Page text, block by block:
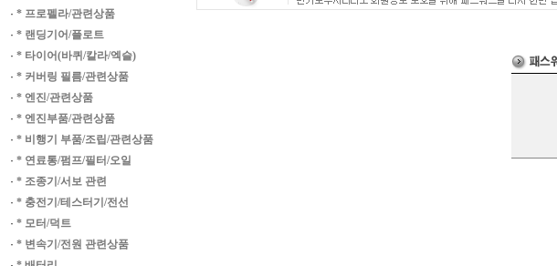
· * 프로펠라/관련상품
· * 랜딩기어/플로트
· * 타이어(바퀴/칼라/엑슬)
· * 커버링 필름/관련상품
· * 엔진/관련상품
· * 엔진부품/관련상품
· * 비행기 부품/조립/관련상품
· * 연료통/펌프/필터/오일
· * 조종기/서보 관련
· * 충전기/테스터기/전선
· * 모터/덕트
· * 변속기/전원 관련상품